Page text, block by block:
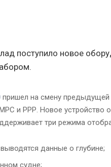
поступило новое
пришел на смену
и РРР. Новое устройство
три режима
данные о глубине;
судне;